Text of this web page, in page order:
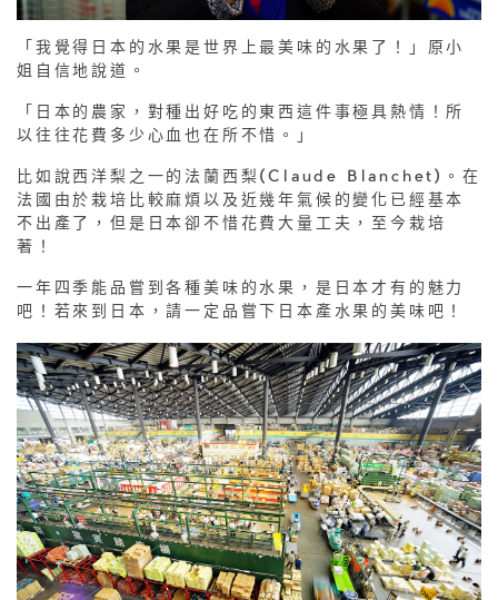
「我覺得日本的水果是世界上最美味的水果了！」原小
姐自信地說道。
「日本的農家，對種出好吃的東西這件事極具熱情！所
以往往花費多少心血也在所不惜。」
比如說西洋梨之一的法蘭西梨(Claude Blanchet)。在
法國由於栽培比較麻煩以及近幾年氣候的變化已經基本
不出產了，但是日本卻不惜花費大量工夫，至今栽培
著！
一年四季能品嘗到各種美味的水果，是日本才有的魅力
吧！若來到日本，請一定品嘗下日本產水果的美味吧！